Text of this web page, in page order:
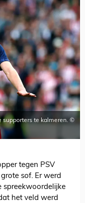
supporters te kalmeren. ©
tegen PSV
sof. Er werd
spreekwoordelijke
het veld werd